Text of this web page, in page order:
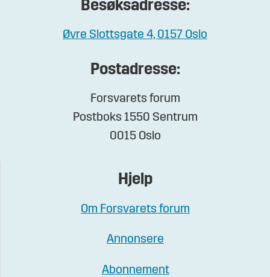
Besøksadresse:
Øvre Slottsgate 4, 0157 Oslo
Postadresse:
Forsvarets forum
Postboks 1550 Sentrum
0015 Oslo
Hjelp
Om Forsvarets forum
Annonsere
Abonnement